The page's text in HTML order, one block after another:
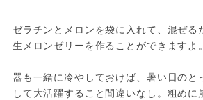
ゼラチンとメロンを袋に入れて、混ぜる
生メロンゼリーを作ることができますよ。
器も一緒に冷やしておけば、暑い日のと
して大活躍すること間違いなし。粗めに